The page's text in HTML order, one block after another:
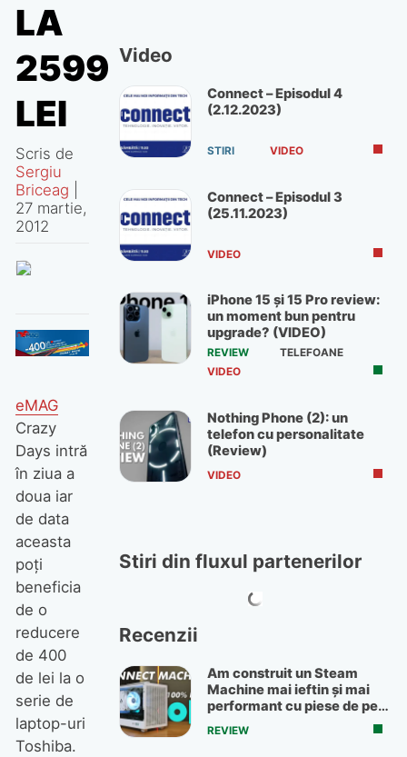
LA
2599
LEI
Scris de
Sergiu
Briceag
27 martie,
2012
eMAG
Crazy
Days intră
în ziua a
doua iar
de data
aceasta
poţi
beneficia
de o
reducere
de 400
de lei la o
serie de
laptop-uri
Toshiba.
Video
Connect – Episodul 4
(2.12.2023)
STIRI VIDEO
Connect – Episodul 3
(25.11.2023)
VIDEO
iPhone 15 și 15 Pro review:
un moment bun pentru
upgrade? (VIDEO)
REVIEW
TELEFOANE
VIDEO
Nothing Phone (2): un
telefon cu personalitate
(Review)
VIDEO
Stiri din fluxul partenerilor
Recenzii
Am construit un Steam
Machine mai ieftin și mai
performant cu piese de pe
OLX
REVIEW